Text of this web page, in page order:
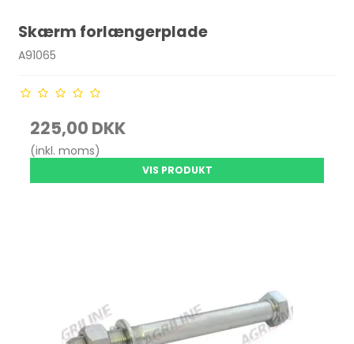
Skærm forlængerplade
A91065
225,00 DKK
(inkl. moms)
VIS PRODUKT